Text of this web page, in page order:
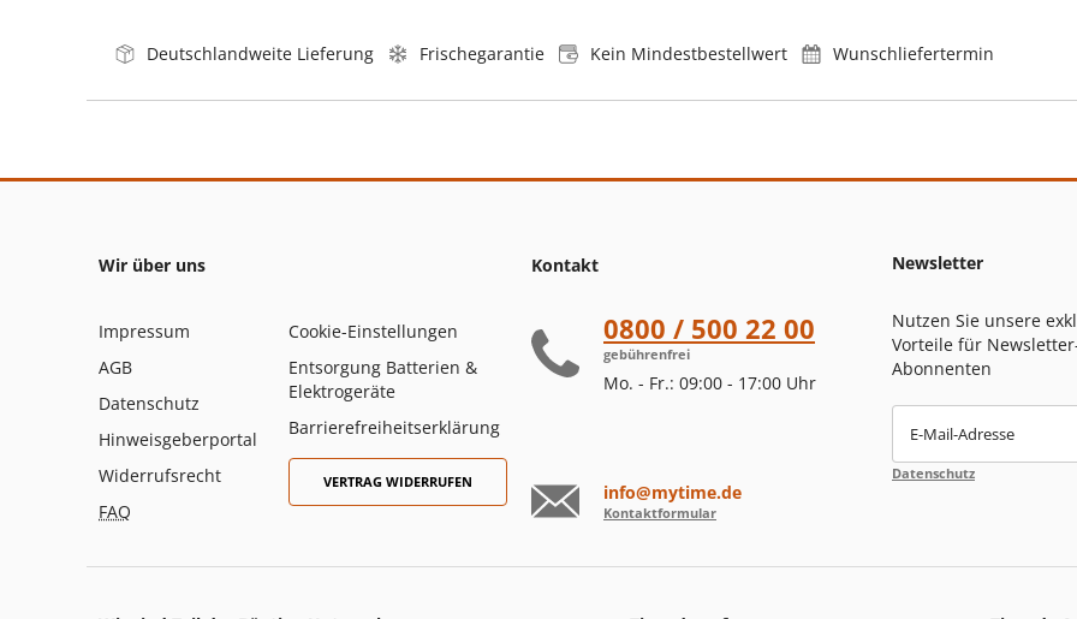
Deutschlandweite Lieferung Frischegarantie Kein Mindestbestellwert Wunschliefertermin
Wir über uns
Impressum
AGB
Datenschutz
Hinweisgeberportal
Widerrufsrecht
FAQ
Cookie-Einstellungen
Entsorgung Batterien &
Elektrogeräte
Barrierefreiheitserklärung
VERTRAG WIDERRUFEN
Kontakt
0800 / 500 22 00
gebührenfrei
Mo. - Fr.: 09:00 - 17:00 Uhr
info@mytime.de
Kontaktformular
Newsletter
Nutzen Sie unsere
Vorteile für
Abonnenten
E-Mail-Adresse
Datenschutz